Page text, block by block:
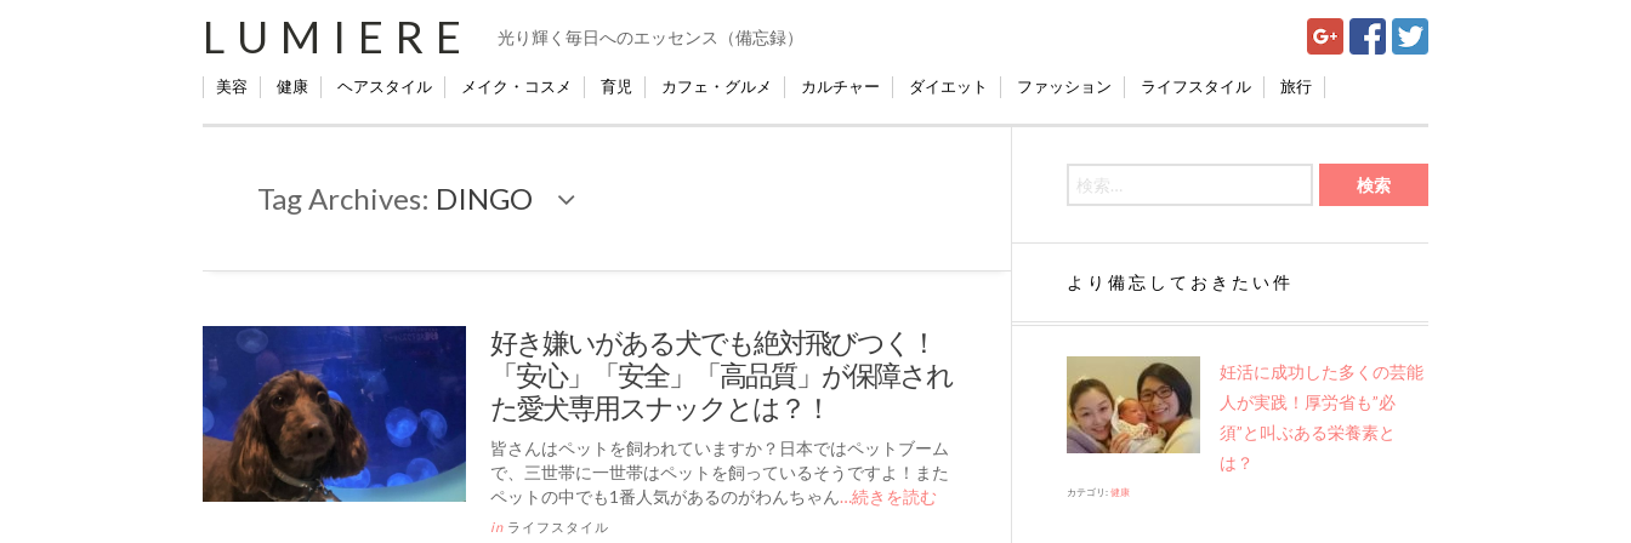
LUMIERE 光り輝く毎日へのエッセンス（備忘録）
美容 健康 ヘアスタイル メイク・コスメ 育児 カフェ・グルメ カルチャー ダイエット ファッション ライフスタイル 旅行
Tag Archives: DINGO
好き嫌いがある犬でも絶対飛びつく！
「安心」「安全」「高品質」が保障され
た愛犬専用スナックとは？！
皆さんはペットを飼われていますか？日本ではペットブーム
で、三世帯に一世帯はペットを飼っているそうですよ！また
ペットの中でも1番人気があるのがわんちゃん…続きを読む
in ライフスタイル
より備忘しておきたい件
妊活に成功した多くの芸能
人が実践！厚労省も”必
須”と叫ぶある栄養素と
は？
カテゴリ: 健康